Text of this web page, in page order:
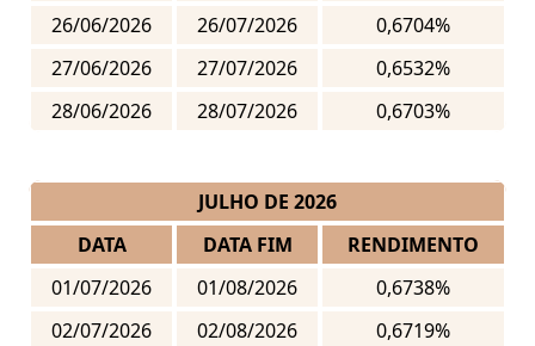
26/06/2026
26/07/2026
0,6704%
27/06/2026
27/07/2026
0,6532%
28/06/2026
28/07/2026 0,6703%
JULHO DE 2026
DATA
DATA FIM
RENDIMENTO
01/07/2026
01/08/2026
0,6738%
02/07/2026
02/08/2026
0,6719%